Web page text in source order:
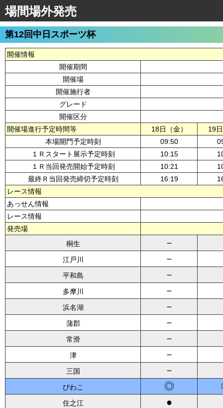
場間場外発売
第12回中日スポーツ杯
開催情報
開催期間
開催場
開催施行者
グレード
開催区分
開催場進行予定時間等
18日（金）
19
本場開門予定時刻
09:50
１Ｒスタート展示予定時刻
10:15
１Ｒ当回発売開始予定時刻
10:21
最終Ｒ当回発売締切予定時刻
16:19
レース情報
あっせん情報
レース情報
発売場
桐生
－
江戸川 －
平和島 －
多摩川 －
浜名湖 －
蒲郡 －
常滑 －
津 －
三国 －
びわこ ◎
住之江 ●